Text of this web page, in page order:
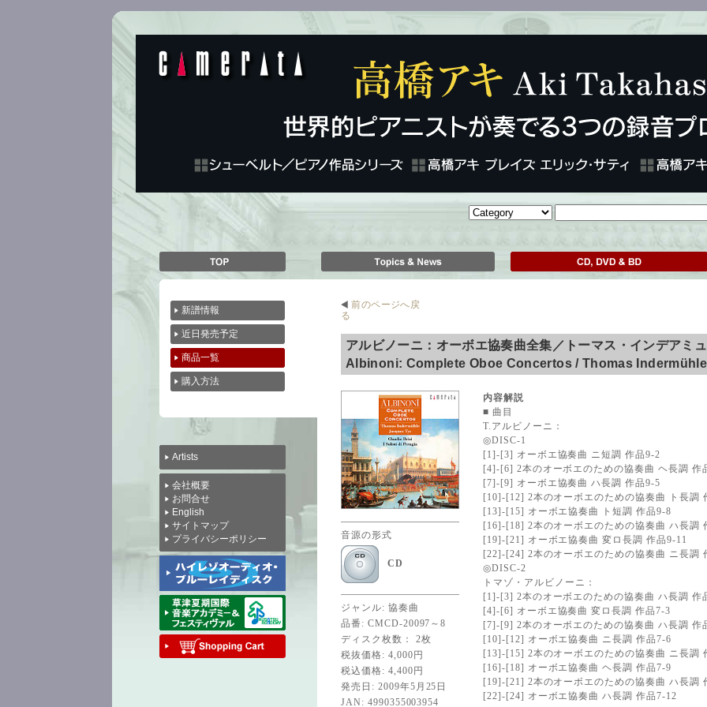
新譜情報
近日発売予定
商品一覧
購入方法
Artists
会社概要
お問合せ
English
サイトマップ
プライバシーポリシー
前のページへ戻
る
アルビノーニ：オーボエ協奏曲全集／トーマス・インデアミ
Albinoni: Complete Oboe Concertos / Thomas Indermühle
音源の形式
CD
ジャンル: 協奏曲
品番: CMCD-20097～8
ディスク枚数： 2枚
税抜価格: 4,000円
税込価格: 4,400円
発売日: 2009年5月25日
JAN: 4990355003954
内容解説
■ 曲目
T.アルビノーニ：
◎DISC-1
[1]-[3] オーボエ協奏曲 ニ短調 作品9-2
[4]-[6] 2本のオーボエのための協奏曲 ヘ長調 作
[7]-[9] オーボエ協奏曲 ハ長調 作品9-5
[10]-[12] 2本のオーボエのための協奏曲 ト長調
[13]-[15] オーボエ協奏曲 ト短調 作品9-8
[16]-[18] 2本のオーボエのための協奏曲 ハ長調
[19]-[21] オーボエ協奏曲 変ロ長調 作品9-11
[22]-[24] 2本のオーボエのための協奏曲 ニ長調
◎DISC-2
トマゾ・アルビノーニ：
[1]-[3] 2本のオーボエのための協奏曲 ハ長調 作
[4]-[6] オーボエ協奏曲 変ロ長調 作品7-3
[7]-[9] 2本のオーボエのための協奏曲 ハ長調 作
[10]-[12] オーボエ協奏曲 ニ長調 作品7-6
[13]-[15] 2本のオーボエのための協奏曲 ニ長調
[16]-[18] オーボエ協奏曲 ヘ長調 作品7-9
[19]-[21] 2本のオーボエのための協奏曲 ハ長調
[22]-[24] オーボエ協奏曲 ハ長調 作品7-12